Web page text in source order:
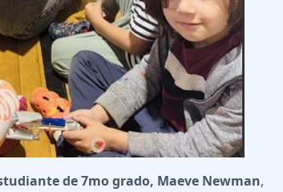
de 7mo grado, Maeve Newman,